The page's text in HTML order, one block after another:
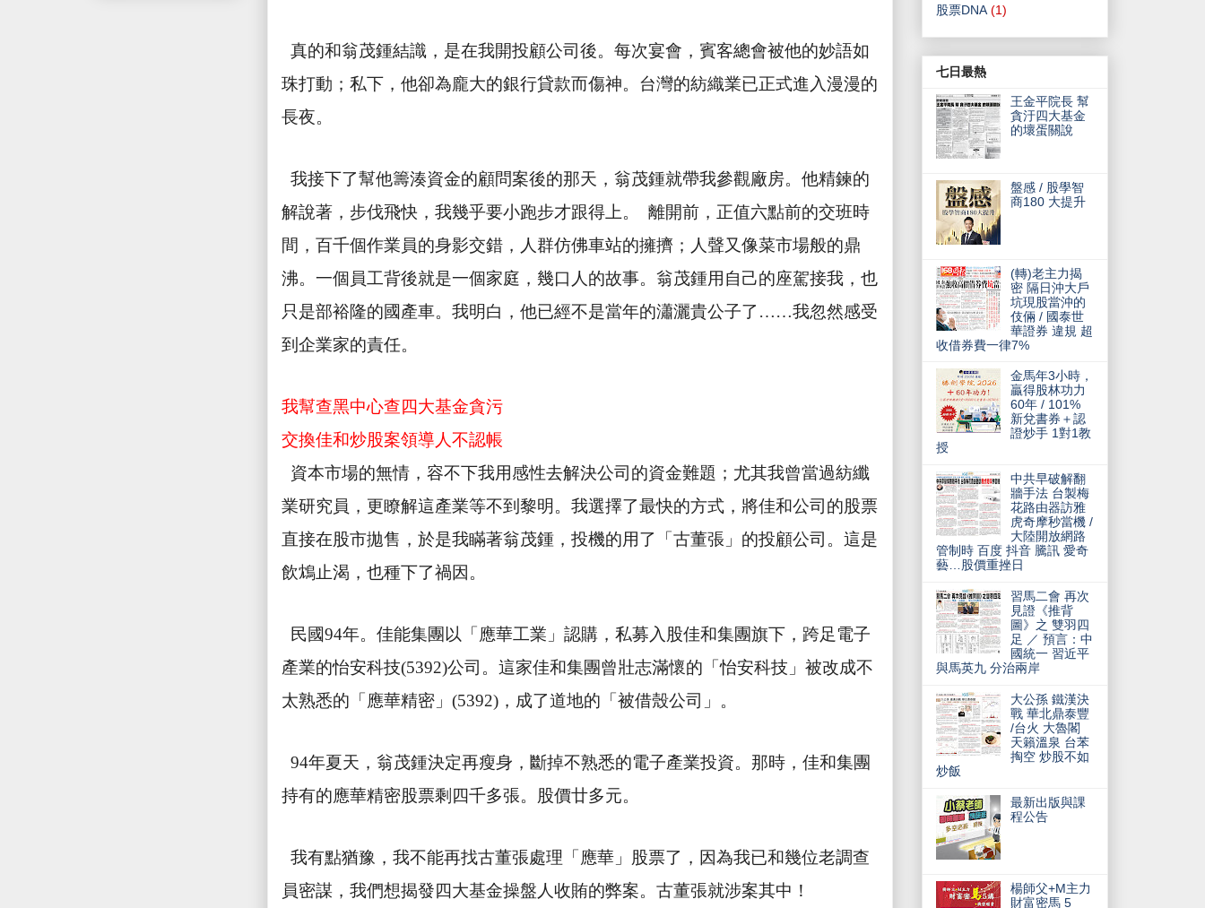
真的和翁茂鍾結識，是在我開投顧公司後。每次宴會，賓客總會被他的妙語如
珠打動；私下，他卻為龐大的銀行貸款而傷神。台灣的紡織業已正式進入漫漫的
長夜。
我接下了幫他籌湊資金的顧問案後的那天，翁茂鍾就帶我參觀廠房。他精鍊的
解說著，步伐飛快，我幾乎要小跑步才跟得上。
離開前，正值六點前的交班時
間，百千個作業員的身影交錯，人群仿佛車站的擁擠；人聲又像菜市場般的鼎
沸。一個員工背後就是一個家庭，幾口人的故事。翁茂鍾用自己的座駕接我，也
只是部裕隆的國產車。我明白，他已經不是當年的瀟灑貴公子了……我忽然感受
到企業家的責任。
我幫查黑中心查四大基金貪污
交換佳和炒股案領導人不認帳
資本市場的無情，容不下我用感性去解決公司的資金難題；尤其我曾當過紡纖
業研究員，更瞭解這產業等不到黎明。我選擇了最快的方式，將佳和公司的股票
直接在股市拋售，於是我瞞著翁茂鍾，投機的用了「古董張」的投顧公司。這是
飲鴆止渴，也種下了禍因。
民國94年。佳能集團以「應華工業」認購，私募入股佳和集團旗下，跨足電子
產業的怡安科技(5392)公司。這家佳和集團曾壯志滿懷的「怡安科技」被改成不
太熟悉的「應華精密」 (5392) ，成了道地的「被借殼公司」。
94年夏天，翁茂鍾決定再瘦身，斷掉不熟悉的電子產業投資。那時，佳和集團
持有的應華精密股票剩四千多張。股價廿多元。
我有點猶豫，我不能再找古董張處理「應華」股票了，因為我已和幾位老調查
員密謀，我們想揭發四大基金操盤人收賄的弊案。古董張就涉案其中！
股票DNA (1)
七日最熱
王金平院長 幫
貪汙四大基金
的壞蛋關說
盤感 / 股學智
商180 大提升
(轉)老主力揭
密 隔日沖大戶
坑現股當沖的
伎倆 / 國泰世
華證券 違規 超
收借券費一律7%
金馬年3小時，
贏得股林功力
60年 / 101%
新兌書券＋認
證炒手 1對1教
授
中共早破解翻
牆手法 台製梅
花路由器訪雅
虎奇摩秒當機 /
大陸開放網路
管制時 百度 抖音 騰訊 愛奇
藝…股價重挫日
習馬二會 再次
見證《推背
圖》之 雙羽四
足 ／ 預言：中
國統一 習近平
與馬英九 分治兩岸
大公孫 鐵漢決
戰 華北鼎泰豐
/台火 大魯閣
天籟溫泉 台苯
掏空 炒股不如
炒飯
最新出版與課
程公告
楊師父+M主力
財富密馬 5